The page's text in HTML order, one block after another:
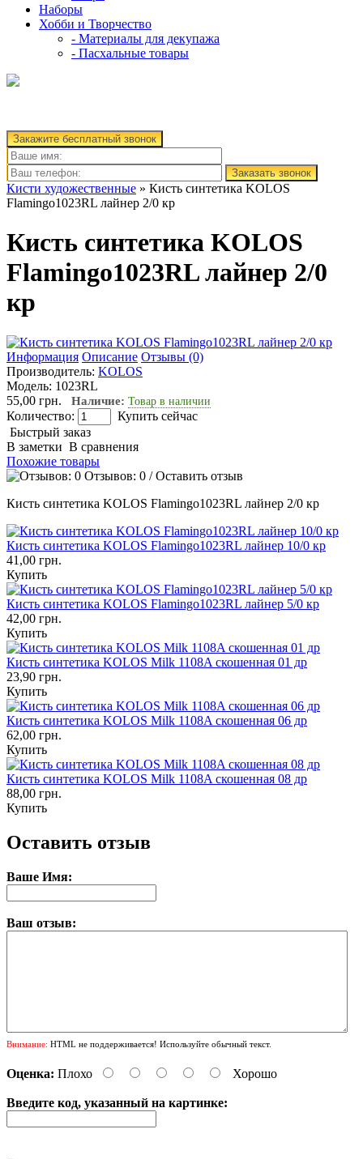
Наборы
Хобби и Творчество
- Материалы для декупажа
- Пасхальные товары
Закажите бесплатный звонок
Заказать звонок
Кисти художественные » Кисть синтетика KOLOS
Flamingo1023RL лайнер 2/0 кр
Кисть синтетика KOLOS
Flamingo1023RL лайнер 2/0
кр
Информация Описание Отзывы (0)
Производитель: KOLOS
Модель: 1023RL
55,00 грн. Наличие: Товар в наличии
Количество:
Купить сейчас
Быстрый заказ
В заметки В сравнения
Похожие товары
Отзывов: 0 /Оставить отзыв
Кисть синтетика KOLOS Flamingo1023RL лайнер 2/0 кр
Кисть синтетика KOLOS Flamingo1023RL лайнер 10/0 кр
41,00 грн.
Купить
Кисть синтетика KOLOS Flamingo1023RL лайнер 5/0 кр
42,00 грн.
Купить
Кисть синтетика KOLOS Milk 1108A скошенная 01 др
23,90 грн.
Купить
Кисть синтетика KOLOS Milk 1108A скошенная 06 др
62,00 грн.
Купить
Кисть синтетика KOLOS Milk 1108A скошенная 08 др
88,00 грн.
Купить
Оставить отзыв
Ваше Имя:
Ваш отзыв:
Внимание: HTML не поддерживается! Используйте обычный текст.
Оценка: Плохо Хорошо
Введите код, указанный на картинке: